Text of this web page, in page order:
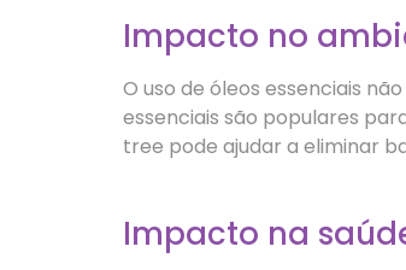
Impacto no
O uso de óleos essenciais
essenciais são populares
tree pode ajudar a eliminar
Impacto na